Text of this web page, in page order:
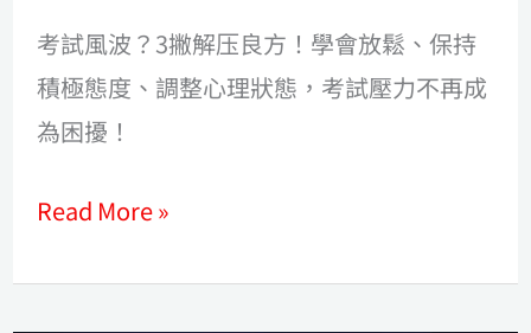
考試風波？3撇解压良方！學會放鬆、保持
積極態度、調整心理狀態，考試壓力不再成
為困擾！
Read More »